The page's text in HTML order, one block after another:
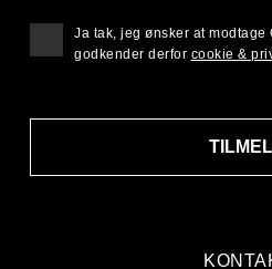
Ja tak, jeg ønsker at modtage
godkender derfor cookie &